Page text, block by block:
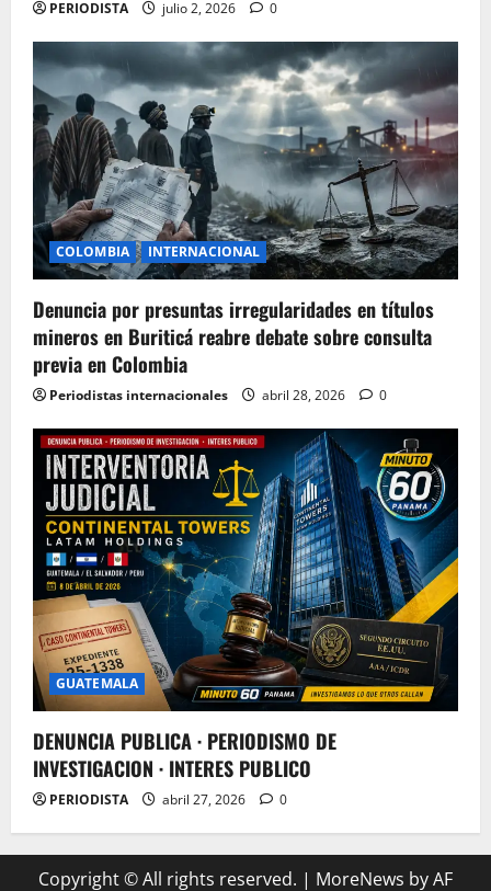
PERIODISTA julio 2, 2026 0
COLOMBIA INTERNACIONAL
Denuncia por presuntas irregularidades en títulos
mineros en Buriticá reabre debate sobre consulta
previa en Colombia
Periodistas internacionales abril 28, 2026 0
GUATEMALA
DENUNCIA PUBLICA · PERIODISMO DE
INVESTIGACION · INTERES PUBLICO
PERIODISTA abril 27, 2026 0
Copyright © All rights reserved. | MoreNews by AF